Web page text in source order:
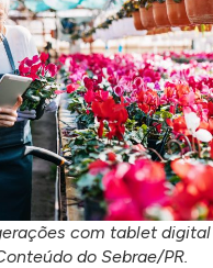
com tablet digital
do Sebrae/PR.